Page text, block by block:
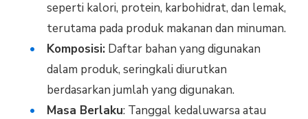
seperti kalori, protein, karbohidrat, dan lemak,
terutama pada produk makanan dan minuman.
Komposisi:Daftar bahan yang digunakan
dalam produk, seringkali diurutkan
berdasarkan jumlah yang digunakan.
Masa Berlaku: Tanggal kedaluwarsa atau